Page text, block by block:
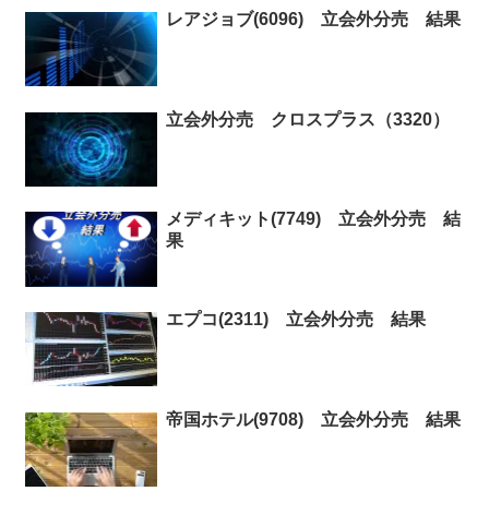
レアジョブ(6096) 立会外分売 結果
立会外分売 クロスプラス（3320）
メディキット(7749) 立会外分売 結
果
エプコ(2311) 立会外分売 結果
帝国ホテル(9708) 立会外分売 結果